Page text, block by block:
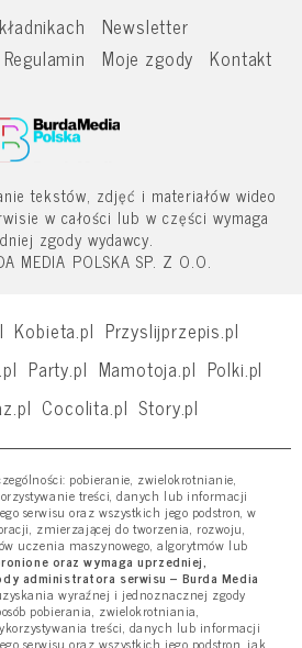
Newsletter
Regulamin Moje zgody Kontakt
tekstów, zdjęć i materiałów wideo
w całości lub w części wymaga
zgody wydawcy.
MEDIA POLSKA SP. Z O.O.
Kobieta.pl Przyslijprzepis.pl
Party.pl Mamotoja.pl Polki.pl
Cocolita.pl Story.pl
pobieranie, zwielokrotnianie,
treści, danych lub informacji
serwisu oraz wszystkich jego podstron, w
zmierzającej do tworzenia, rozwoju,
uczenia maszynowego, algorytmów lub
oraz wymaga uprzedniej,
administratora serwisu – Burda Media
wyraźnej i jednoznacznej zgody
pobierania, zwielokrotniania,
treści, danych lub informacji
serwisu oraz wszystkich jego podstron, jak